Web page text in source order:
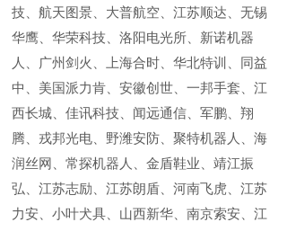
技、航天图景、大普航空、江苏顺达、无锡
华鹰、华荣科技、洛阳电光所、新诺机器
人、广州剑火、上海合时、华北特训、同益
中、美国派力肯、安徽创世、一邦手套、江
西长城、佳讯科技、闻远通信、军鹏、翔
腾、戎邦光电、野潍安防、聚特机器人、海
润丝网、常探机器人、金盾鞋业、靖江振
弘、江苏志励、江苏朗盾、河南飞虎、江苏
力安、小叶犬具、山西新华、南京索安、江